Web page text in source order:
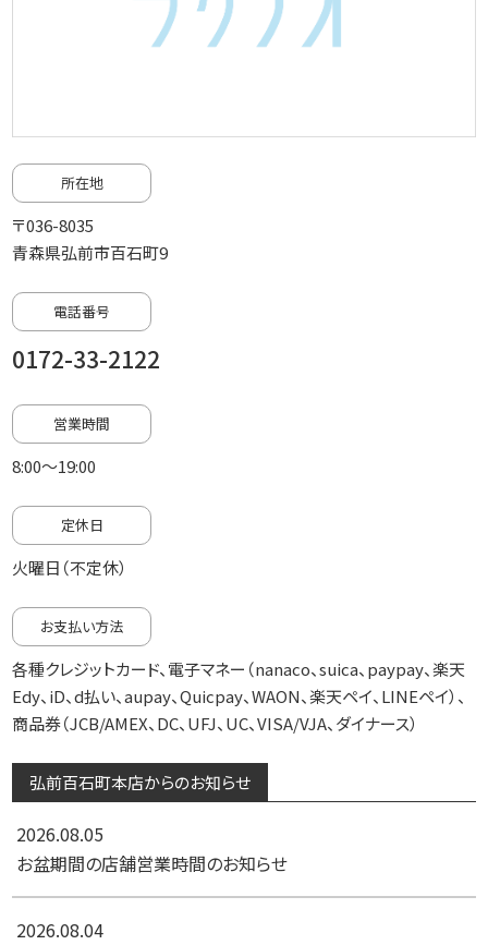
所在地
〒036-8035
青森県弘前市百石町9
電話番号
0172-33-2122
営業時間
8:00～19:00
定休日
火曜日（不定休）
お支払い方法
各種クレジットカード、電子マネー（nanaco、suica、paypay、楽天
Edy、iD、d払い、aupay、Quicpay、WAON、楽天ペイ、LINEペイ）、
商品券（JCB/AMEX、DC、UFJ、UC、VISA/VJA、ダイナース）
弘前百石町本店からのお知らせ
2026.08.05
お盆期間の店舗営業時間のお知らせ
2026.08.04